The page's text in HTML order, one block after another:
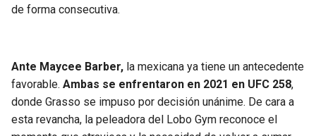
de forma consecutiva.
Ante Maycee Barber, la mexicana ya tiene un antecedente
favorable. Ambas se enfrentaron en 2021 en UFC 258,
donde Grasso se impuso por decisión unánime. De cara a
esta revancha, la peleadora del Lobo Gym reconoce el